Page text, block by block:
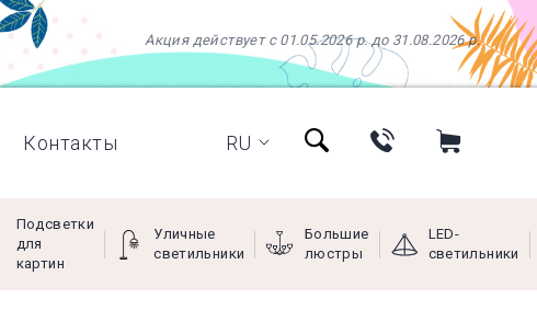
Акция действует с 01.05.2026 р. до 31.08.2026 р.
Контакты RU
Подсветки
для
картин
Уличные
светильники
Большие
люстры
LED-
светильники